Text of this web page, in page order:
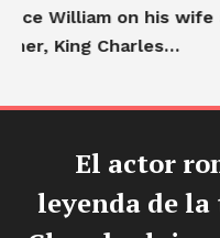
William on his wife
King Charles…
El actor
leyenda de